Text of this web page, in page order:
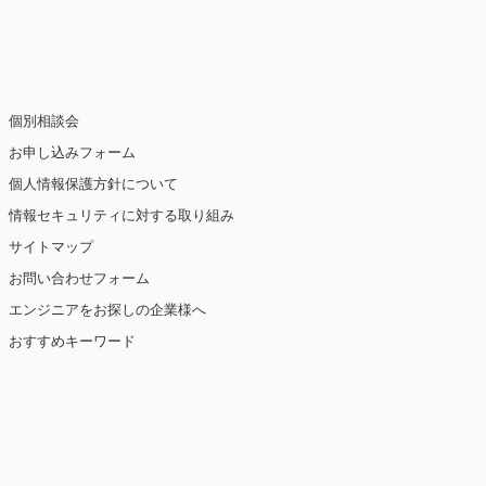
覧情報などをもとにユーザーの興味・関
用しています（ただし、個人を特定・識
講じます。
個別相談会
お申し込みフォーム
個人情報保護方針について
情報セキュリティに対する取り組み
サイトマップ
お問い合わせフォーム
エンジニアをお探しの企業様へ
おすすめキーワード